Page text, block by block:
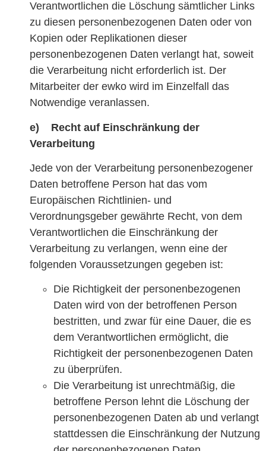
Verantwortlichen die Löschung sämtlicher Links
zu diesen personenbezogenen Daten oder von
Kopien oder Replikationen dieser
personenbezogenen Daten verlangt hat, soweit
die Verarbeitung nicht erforderlich ist. Der
Mitarbeiter der ewko wird im Einzelfall das
Notwendige veranlassen.
e) Recht auf Einschränkung der
Verarbeitung
Jede von der Verarbeitung personenbezogener
Daten betroffene Person hat das vom
Europäischen Richtlinien- und
Verordnungsgeber gewährte Recht, von dem
Verantwortlichen die Einschränkung der
Verarbeitung zu verlangen, wenn eine der
folgenden Voraussetzungen gegeben ist:
Die Richtigkeit der personenbezogenen
Daten wird von der betroffenen Person
bestritten, und zwar für eine Dauer, die es
dem Verantwortlichen ermöglicht, die
Richtigkeit der personenbezogenen Daten
zu überprüfen.
Die Verarbeitung ist unrechtmäßig, die
betroffene Person lehnt die Löschung der
personenbezogenen Daten ab und verlangt
stattdessen die Einschränkung der Nutzung